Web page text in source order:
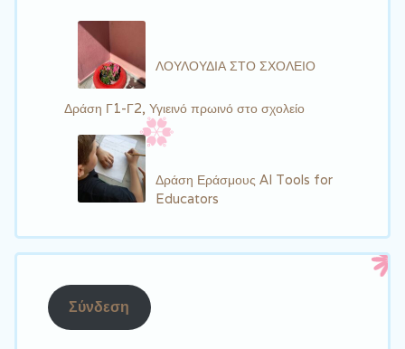
ΛΟΥΛΟΥΔΙΑ ΣΤΟ ΣΧΟΛΕΙΟ
Δράση Γ1-Γ2, Υγιεινό πρωινό στο σχολείο
Δράση Εράσμους AI Tools for
Educators
Σύνδεση